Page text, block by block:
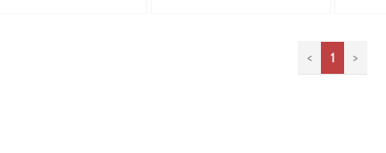
< 1 >